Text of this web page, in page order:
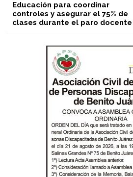
Educación para coordinar
controles y asegurar el 75% de
clases durante el paro docente